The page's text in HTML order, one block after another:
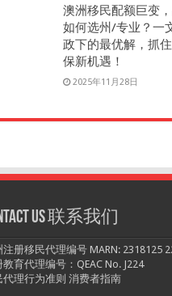
澳洲移民配额巨变
如何选州/专业？一
政下的最优解，抓
保新机遇！
2025年11月28日
us 联系我们
注册移民代理编号 MARN: 2318125
教育代理编号：QEAC No. J224
代理行为准则 消费者指南